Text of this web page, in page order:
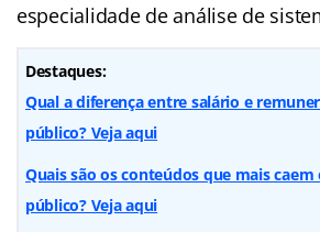
especialidade de análise de
Destaques:
Qual a diferença entre salário e
público? Veja aqui
Quais são os conteúdos que mais caem
público? Veja aqui